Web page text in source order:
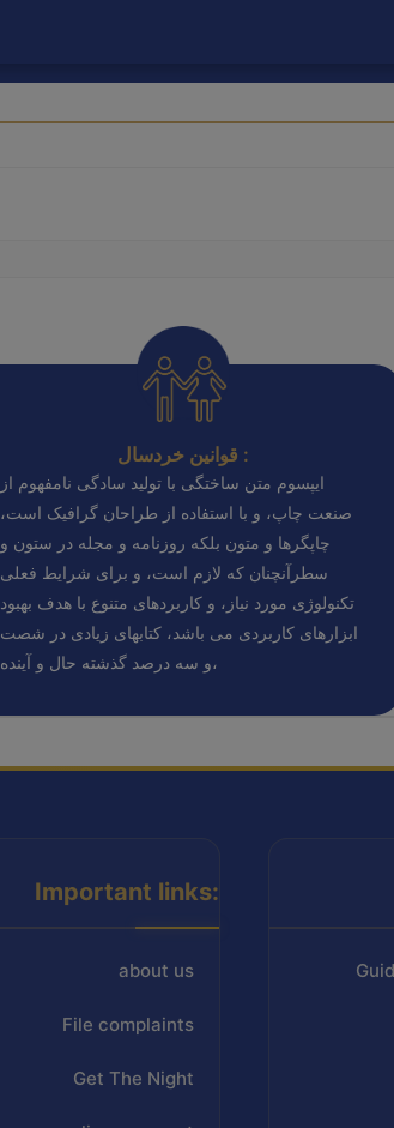
قوانین خردسال :
ایپسوم متن ساختگی با تولید سادگی نامفهوم از
صنعت چاپ، و با استفاده از طراحان گرافیک است،
چاپگرها و متون بلکه روزنامه و مجله در ستون و
سطرآنچنان که لازم است، و برای شرایط فعلی
تکنولوژی مورد نیاز، و کاربردهای متنوع با هدف بهبود
ابزارهای کاربردی می باشد، کتابهای زیادی در شصت
و سه درصد گذشته حال و آینده،
Important links:
about us
File complaints
Get The Night